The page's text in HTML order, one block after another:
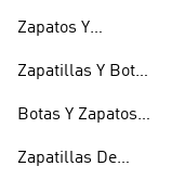
Zapatos Y
Doradas
Zapatillas Y Botas
Botas Y Zapatos
Zapatillas De